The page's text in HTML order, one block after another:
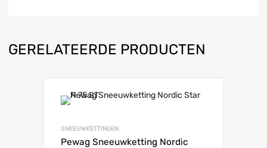
GERELATEERDE PRODUCTEN
SNEEUWKETTINGEN
Pewag Sneeuwketting Nordic